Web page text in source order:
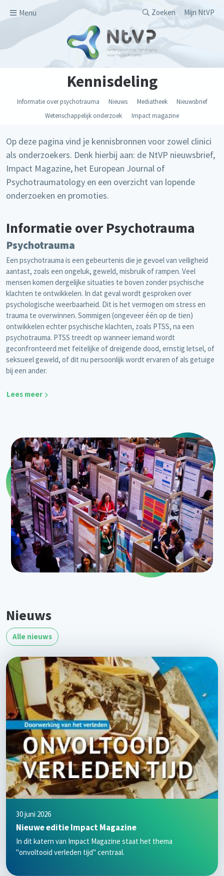
Menu
Secondary
Zoeken Mijn NtVP
Kennisdeling
Informatie over psychotrauma Nieuws Mediatheek
Nieuwsbrief
Wetenschappelijk onderzoek
Impact magazine
Op deze pagina vind je kennisbronnen voor zowel clinici
als onderzoekers. Denk hierbij aan: de NtVP nieuwsbrief,
Impact Magazine, het European Journal of
Psychotraumatology en een overzicht van lopende
onderzoeken en promoties.
Informatie over Psychotrauma
Psychotrauma
Een psychotrauma is een gebeurtenis die je gevoel van veiligheid
aantast, zoals een ongeluk, geweld, misbruik of rampen. Veel
mensen komen dergelijke situaties te boven zonder psychische
klachten te ontwikkelen. In dat geval wordt gesproken over
psychologische weerbaarheid. Dit is het vermogen om stress en
trauma te overwinnen. Sommigen (ongeveer één op de tien)
ontwikkelen echter psychische klachten, zoals PTSS, na een
psychotrauma. PTSS treedt op wanneer iemand wordt
geconfronteerd met feitelijke of dreigende dood, ernstig letsel, of
seksueel geweld, of dit nu persoonlijk wordt ervaren of als getuige
bij een ander.
Lees meer
Nieuws
Alle nieuws
30 juni 2026
Nieuwe editie Impact Magazine
In dit katern van Impact Magazine staat het thema
"onvoltooid verleden tijd" centraal.